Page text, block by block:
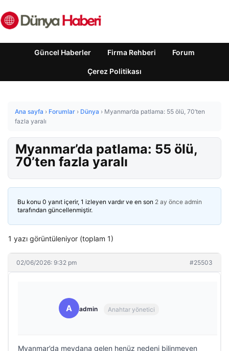
Güncel Haberler Firma Rehberi Forum
Çerez Politikası
Ana sayfa › Forumlar › Dünya › Myanmar’da patlama: 55 ölü, 70’ten
fazla yaralı
Myanmar’da patlama: 55 ölü,
70’ten fazla yaralı
Bu konu 0 yanıt içerir, 1 izleyen vardır ve en son 2 ay önce admin
tarafından güncellenmiştir.
1 yazı görüntüleniyor (toplam 1)
02/06/2026: 9:32 pm #25503
A admin Anahtar yönetici
Myanmar’da meydana gelen henüz nedeni bilinmeyen